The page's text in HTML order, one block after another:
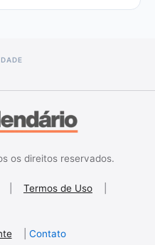
os direitos reservados.
Termos de Uso
Contato